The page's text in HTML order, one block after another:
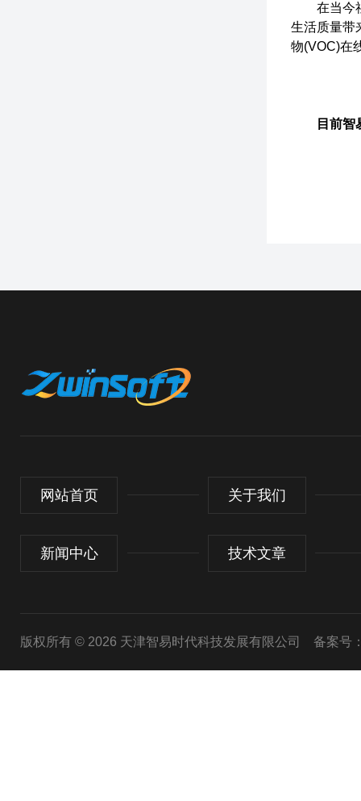
在当今社
生活质量带
物(VOC)在
目前智易
网站首页 关于我们
新闻中心 技术文章
版权所有 © 2026 天津智易时代科技发展有限公司 备案号